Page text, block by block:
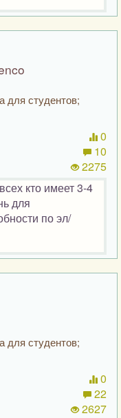
для студентов;
0
10
2275
кто имеет 3-4
для
по эл/
для студентов;
0
22
2627